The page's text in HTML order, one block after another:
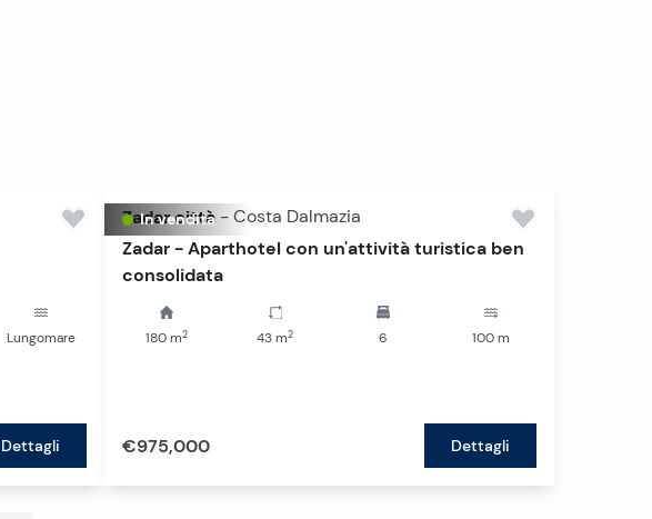
Lungomare
Dettagli
In vendita
Zadar città - Costa Dalmazia
Zadar - Aparthotel con un'attività turistica ben
consolidata
180 m2 43 m2 6 100 m
€975,000 Dettagli